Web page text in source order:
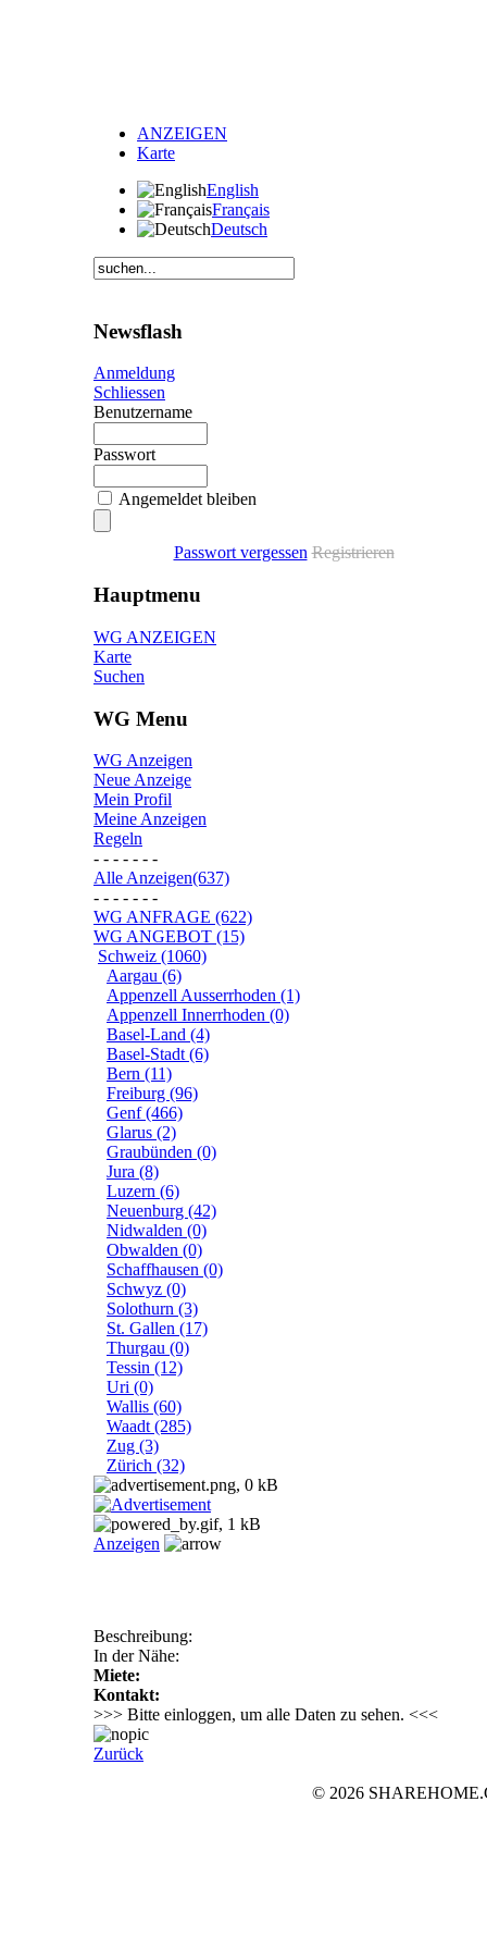
ANZEIGEN
Karte
English
Français
Deutsch
Newsflash
Anmeldung
Schliessen
Benutzername
Passwort
Angemeldet bleiben
Passwort vergessen Registrieren
Hauptmenu
WG ANZEIGEN
Karte
Suchen
WG Menu
WG Anzeigen
Neue Anzeige
Mein Profil
Meine Anzeigen
Regeln
- - - - - - -
Alle Anzeigen(637)
- - - - - - -
WG ANFRAGE (622)
WG ANGEBOT (15)
Schweiz (1060)
Aargau (6)
Appenzell Ausserrhoden (1)
Appenzell Innerrhoden (0)
Basel-Land (4)
Basel-Stadt (6)
Bern (11)
Freiburg (96)
Genf (466)
Glarus (2)
Graubünden (0)
Jura (8)
Luzern (6)
Neuenburg (42)
Nidwalden (0)
Obwalden (0)
Schaffhausen (0)
Schwyz (0)
Solothurn (3)
St. Gallen (17)
Thurgau (0)
Tessin (12)
Uri (0)
Wallis (60)
Waadt (285)
Zug (3)
Zürich (32)
Anzeigen
Beschreibung:
In der Nähe:
Miete:
Kontakt:
>>> Bitte einloggen, um alle Daten zu sehen. <<<
Zurück
© 2026